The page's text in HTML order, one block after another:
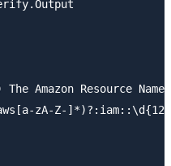
The Amazon Resource
zA-Z-